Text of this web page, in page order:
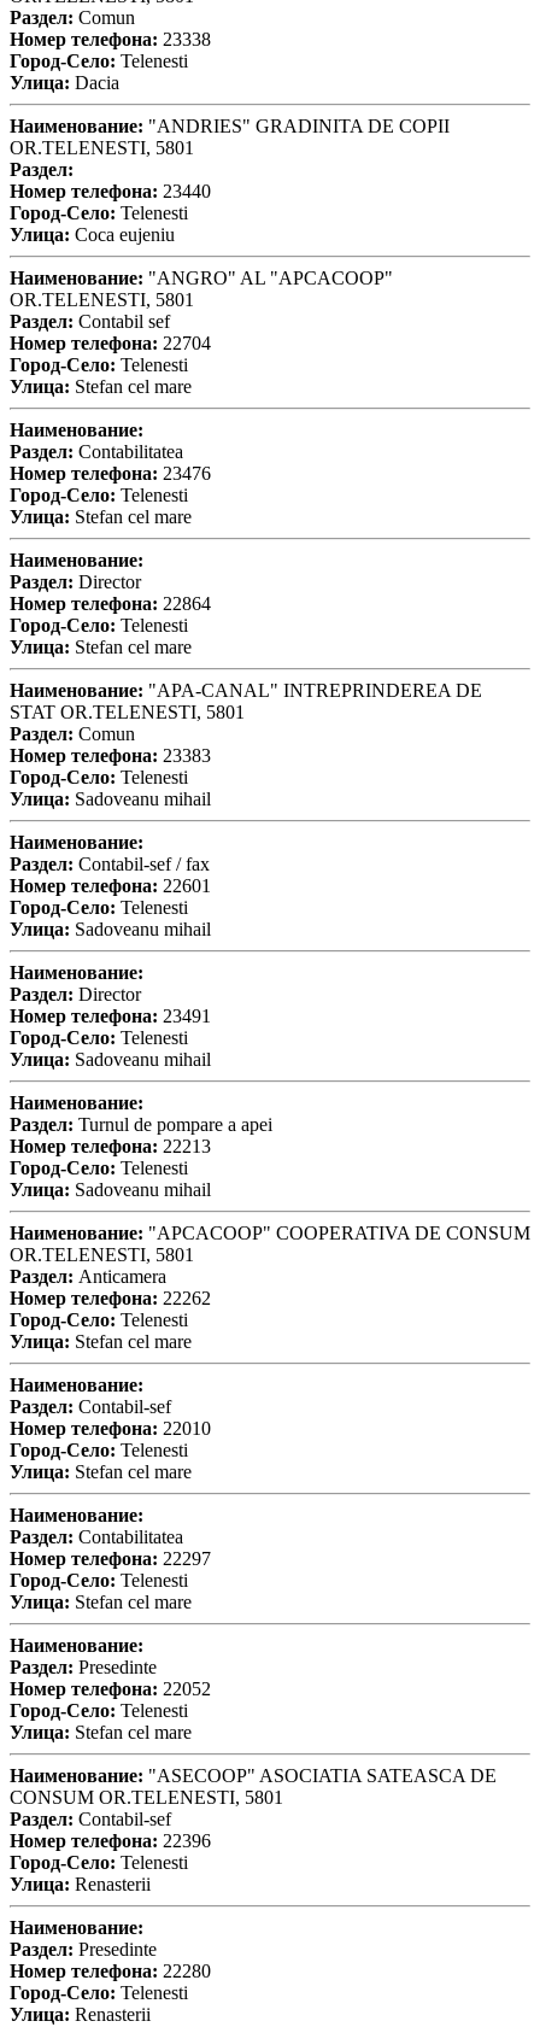
Раздел: Comun
Номер телефона: 23338
Город-Село: Telenesti
Улица: Dacia
Наименование: "ANDRIES" GRADINITA DE COPII
OR.TELENESTI, 5801
Раздел:
Номер телефона: 23440
Город-Село: Telenesti
Улица: Coca eujeniu
Наименование: "ANGRO" AL "APCACOOP"
OR.TELENESTI, 5801
Раздел: Contabil sef
Номер телефона: 22704
Город-Село: Telenesti
Улица: Stefan cel mare
Наименование:
Раздел: Contabilitatea
Номер телефона: 23476
Город-Село: Telenesti
Улица: Stefan cel mare
Наименование:
Раздел: Director
Номер телефона: 22864
Город-Село: Telenesti
Улица: Stefan cel mare
Наименование: "APA-CANAL" INTREPRINDEREA DE
STAT OR.TELENESTI, 5801
Раздел: Comun
Номер телефона: 23383
Город-Село: Telenesti
Улица: Sadoveanu mihail
Наименование:
Раздел: Contabil-sef / fax
Номер телефона: 22601
Город-Село: Telenesti
Улица: Sadoveanu mihail
Наименование:
Раздел: Director
Номер телефона: 23491
Город-Село: Telenesti
Улица: Sadoveanu mihail
Наименование:
Раздел: Turnul de pompare a apei
Номер телефона: 22213
Город-Село: Telenesti
Улица: Sadoveanu mihail
Наименование: "APCACOOP" COOPERATIVA DE CONSUM
OR.TELENESTI, 5801
Раздел: Anticamera
Номер телефона: 22262
Город-Село: Telenesti
Улица: Stefan cel mare
Наименование:
Раздел: Contabil-sef
Номер телефона: 22010
Город-Село: Telenesti
Улица: Stefan cel mare
Наименование:
Раздел: Contabilitatea
Номер телефона: 22297
Город-Село: Telenesti
Улица: Stefan cel mare
Наименование:
Раздел: Presedinte
Номер телефона: 22052
Город-Село: Telenesti
Улица: Stefan cel mare
Наименование: "ASECOOP" ASOCIATIA SATEASCA DE
CONSUM OR.TELENESTI, 5801
Раздел: Contabil-sef
Номер телефона: 22396
Город-Село: Telenesti
Улица: Renasterii
Наименование:
Раздел: Presedinte
Номер телефона: 22280
Город-Село: Telenesti
Улица: Renasterii